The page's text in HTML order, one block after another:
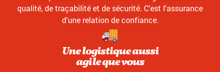
qualité, de traçabilité et de sécurité. C'est l'assurance
d'une relation de confiance.
Une logistique aussi
agile que vous